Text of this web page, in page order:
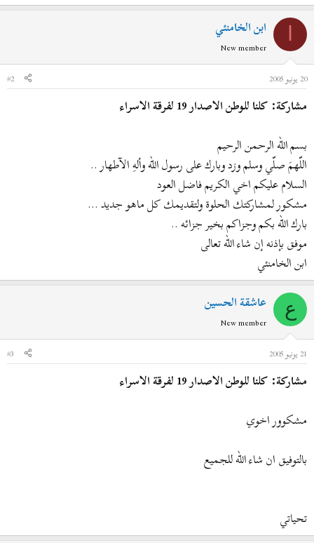
ابن الخامنئي
New member
20 يونيو 2005
#2
مشاركة: كلنا للوطن الاصدار 19 لفرقة الاسراء
بسم الله الرحمن الرحيم
اللّهمَ صلّي وسلم وزد وبارك على رسول الله وألهِ الآطهار ..
السلام عليكم اخي الكريم فاضل العود
مشكور لمشاركتك الحلوة ولتقديمك كل ماهو جديد ...
بارك الله بكم وجزاكم بخير جزائه ..
موفق بإذنه إن شاء الله تعالى
ابن الخامنئي
ع عاشقة الحسين
New member
21 يونيو 2005
#3
مشاركة: كلنا للوطن الاصدار 19 لفرقة الاسراء
مشكوور اخوي
بالتوفيق ان شاء الله للجميع
تحياتي